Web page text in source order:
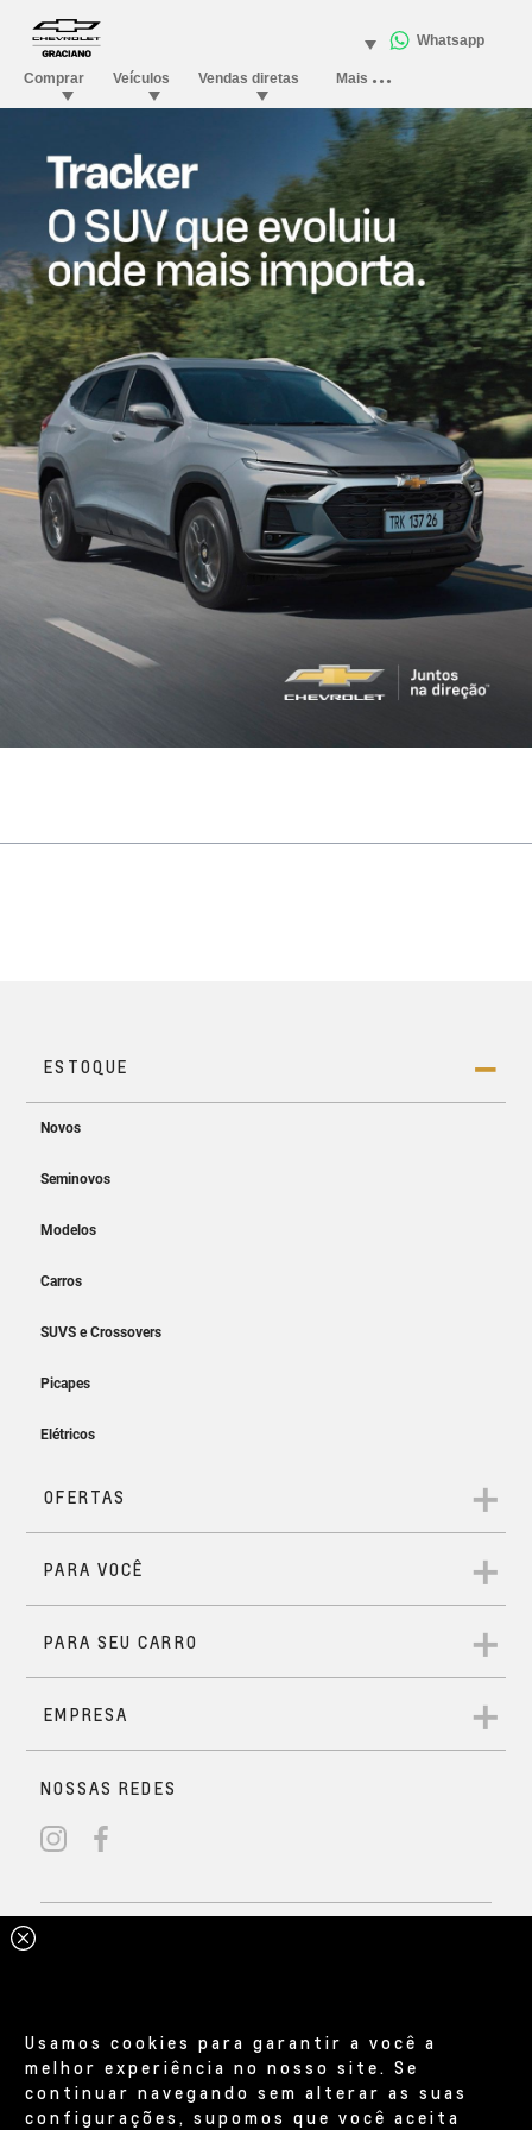
Usamos cookies para garantir a você a
melhor experiência no nosso site. Se
continuar navegando sem alterar as suas
configurações, supomos que você aceita